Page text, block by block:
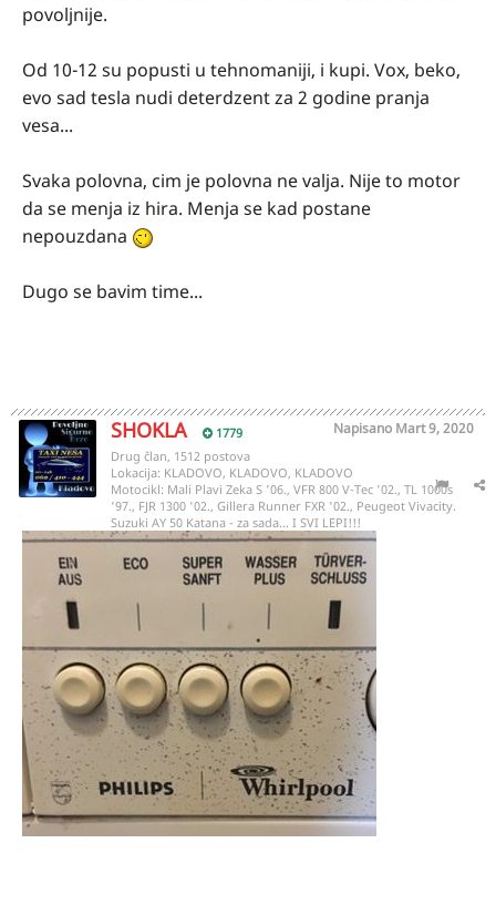
povoljnije.
Od 10-12 su popusti u tehnomaniji, i kupi. Vox, beko,
evo sad tesla nudi deterdzent za 2 godine pranja
vesa...
Svaka polovna, cim je polovna ne valja. Nije to motor
da se menja iz hira. Menja se kad postane
nepouzdana
Dugo se bavim time...
SHOKLA 1779 Napisano Mart 9, 2020
Drug član, 1512 postova
Lokacija: KLADOVO, KLADOVO, KLADOVO
Motocikl: Mali Plavi Zeka S '06., VFR 800 V-Tec '02., TL 1000s
'97., FJR 1300 '02., Gillera Runner FXR '02., Peugeot Vivacity.
Suzuki AY 50 Katana - za sada... I SVI LEPI!!!